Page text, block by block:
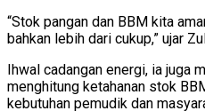
“Stok pangan dan BBM kita
bahkan lebih dari cukup,” ujar
Ihwal cadangan energi, ia juga
menghitung ketahanan stok
kebutuhan pemudik dan